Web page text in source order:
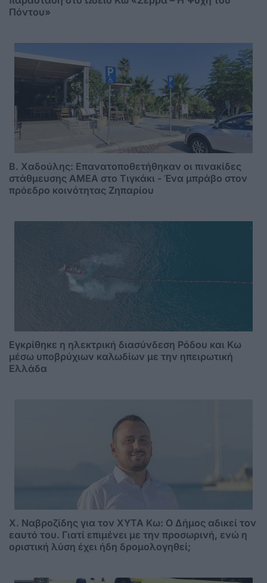
Πόντου»
B. Xαδούλης: Επανατοποθετήθηκαν οι πινακίδες
στάθμευσης ΑMΕΑ στο Τιγκάκι - Ένα μπράβο στον
πρόεδρο κοινότητας Ζηπαρίου
Εγκρίθηκε η ηλεκτρική διασύνδεση Ρόδου και Κω
μέσω υποβρύχιων καλωδίων με την ηπειρωτική
Ελλάδα
Χ. Ναβροζίδης για τον ΧΥΤΑ Kω: Ο Δήμος αδικεί τον
εαυτό του. Γιατί επιμένει με την προσωρινή, ενώ η
οριστική λύση έχει ήδη δρομολογηθεί;